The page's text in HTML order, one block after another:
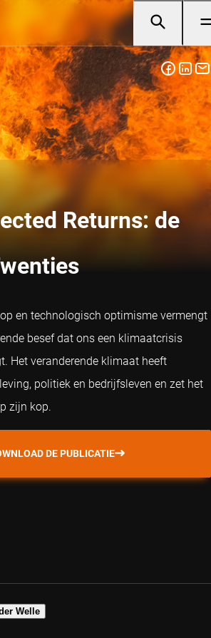
Returns: de
en technologisch optimisme vermengt
besef dat ons een klimaatcrisis
Het veranderende klimaat heeft
politiek en bedrijfsleven en zet het
zijn kop.
DE PUBLICATIE
Welle